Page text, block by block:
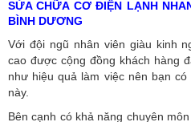
SỬA CHỮA CƠ ĐIỆN LẠNH
BÌNH DƯƠNG
Với đội ngũ nhân viên giàu kinh
cao được cộng đồng khách hàng
như hiệu quả làm việc nên bạn
này.
Bên cạnh có khả năng chuyên